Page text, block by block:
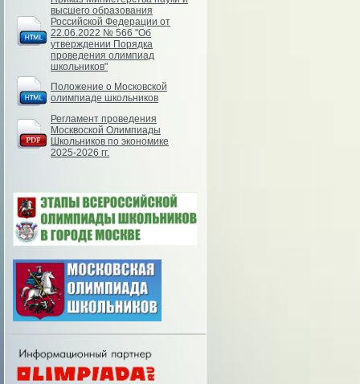
высшего образования
Российской Федерации от
22.06.2022 № 566 "Об
утверждении Порядка
проведения олимпиад
школьников"
Положение о Московской
олимпиаде школьников
Регламент проведения
Москвоской Олимпиады
Школьников по экономике
2025-2026 гг.